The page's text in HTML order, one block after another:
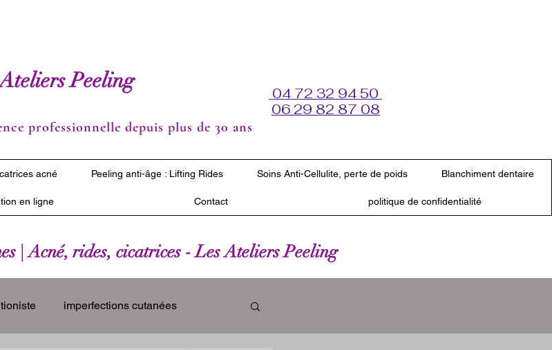
Peeling
professionnelle depuis plus de 30 ans
06 29 82 87 08
04 72 32 94 50
acné Peeling anti-âge : Lifting Rides Soins Anti-Cellulite, perte de poids Blanchiment dentaire
en ligne Contact politique de confidentialité
| Acné, rides, cicatrices - Les Ateliers Peeling
imperfections cutanées